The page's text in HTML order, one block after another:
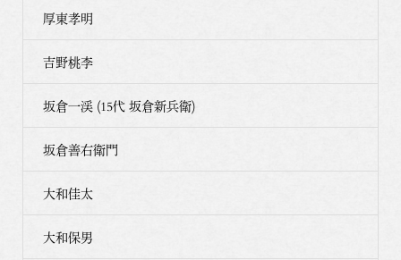
厚東孝明
吉野桃李
坂倉一渓 (15代 坂倉新兵衛)
坂倉善右衛門
大和佳太
大和保男